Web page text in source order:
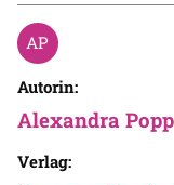
Autorin:
Alexandra Popp
Verlag: